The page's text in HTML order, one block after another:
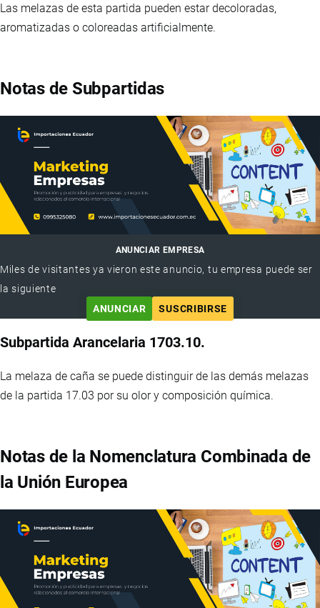
Las melazas de esta partida pueden estar decoloradas,
aromatizadas o coloreadas artificialmente.
Notas de Subpartidas
ANUNCIAR EMPRESA
Miles de visitantes ya vieron este anuncio, tu empresa puede ser
la siguiente
ANUNCIAR
SUSCRIBIRSE
Subpartida Arancelaria 1703.10.
La melaza de caña se puede distinguir de las demás melazas
de la partida 17.03 por su olor y composición química.
Notas de la Nomenclatura Combinada de
la Unión Europea